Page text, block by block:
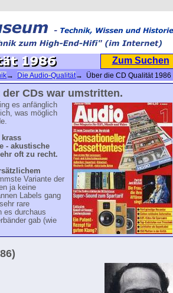
Zum Suchen
→ Die Audio-Qualität→ Über die CD Qualität 1986
CDs war umstritten.
es anfänglich
was möglich
krass
- akustische
oft zu recht.
Variante der
ja keine
Labels gang
rare
es durchaus
gab (wie